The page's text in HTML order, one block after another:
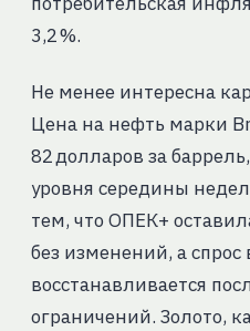
3,2 %.
Не менее интересна
Цена на нефть марки
82 долларов за
уровня середины
тем, что ОПЕК+
без изменений, а спрос
восстанавливается
ограничений. Золото,